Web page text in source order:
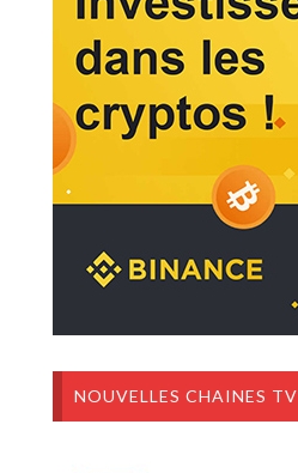
NOUVELLES CHAINES TV